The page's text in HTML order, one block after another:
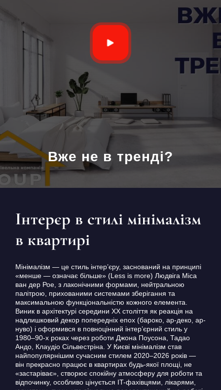
Вже не в тренді?
Інтерєр в стилі мінімалізм
в квартирі
Мінімалізм — це стиль інтер’єру, заснований на принципі
«менше — означає більше» (Less is more) Людвіга Міса
ван дер Рое, з лаконічними формами, нейтральною
палітрою, прихованими системами зберігання та
максимальною функціональністю кожного елемента.
Виник в архітектурі середини XX століття як реакція на
надлишковий декор попередніх епох (бароко, ар-деко, ар-
нуво) і оформився в повноцінний інтер’єрний стиль у
1980–90-х роках через роботи Джона Поусона, Тадао
Андо, Клаудіо Сільвестріна. У Києві мінімалізм став
найпопулярнішим сучасним стилем 2020–2026 років —
він прекрасно працює в квартирах будь-якої площі, не
«застаріває», створює спокійну атмосферу для роботи та
відпочинку, особливо цінується IT-фахівцями, лікарями,